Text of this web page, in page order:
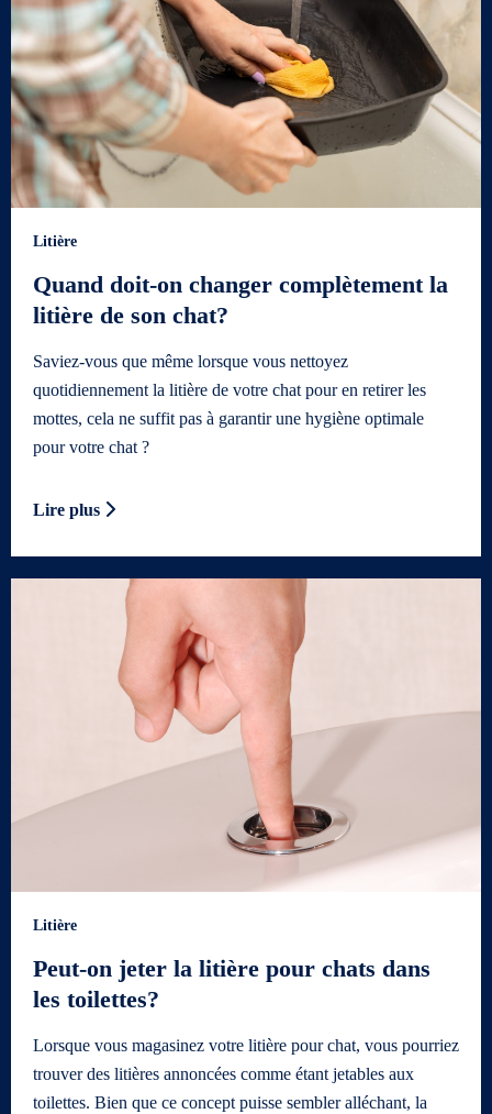
Litière
Quand doit-on changer complètement la
litière de son chat?
Saviez-vous que même lorsque vous nettoyez
quotidiennement la litière de votre chat pour en retirer les
mottes, cela ne suffit pas à garantir une hygiène optimale
pour votre chat ?
Lire plus
Litière
Peut-on jeter la litière pour chats dans
les toilettes?
Lorsque vous magasinez votre litière pour chat, vous pourriez
trouver des litières annoncées comme étant jetables aux
toilettes. Bien que ce concept puisse sembler alléchant, la